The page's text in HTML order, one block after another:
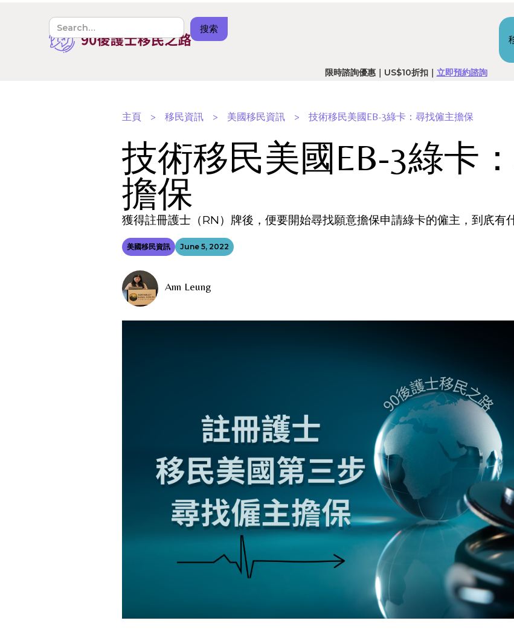
限時諮詢優惠｜US$10折扣｜ 立即預約諮詢
主頁 > 移民資訊 > 美國移民資訊 > 技術移民美國EB-3綠卡：尋找僱主擔保
技術移民美國EB-3綠卡
擔保
獲得註冊護士（RN）牌後，便要開始尋找願意擔保申請綠卡的僱主，到㡳有
美國移民資訊 June 5, 2022
Ann Leung